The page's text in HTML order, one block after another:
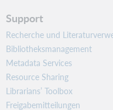
Support
Recherche und
Bibliotheksmanagement
Metadata Services
Resource Sharing
Librarians’ Toolbox
Freigabemitteilungen